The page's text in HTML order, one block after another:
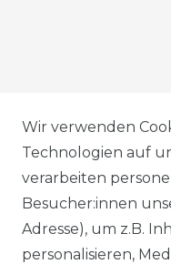
Wir verwenden
Technologien auf
verarbeiten
Besucher:innen
Adresse), um z.B.
personalisieren,